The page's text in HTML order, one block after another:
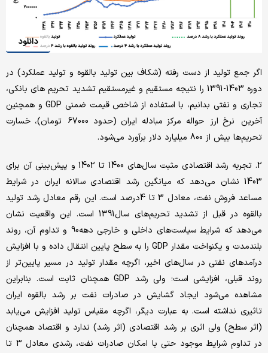
دانلود
اگر جمع تولید از دست رفته (شکاف بین تولید بالقوه و تولید عملکرد) در
دوره 1403-1391 را نتیجه مستقیم و غیرمستقیم تشدید تحریم های بانکی،
تجاری و نفتی بدانیم، با استفاده از شاخص قیمت ضمنی GDP و همچنین
آخرین نرخ ارز حواله مرکز مبادله ایران (حدود 67000 تومان)، خسارت
تحریم‌ها بیش از 800 میلیارد دلار برآورد می‌شود.
2. تجربه رشد اقتصادی مثبت سال‌های 1400 تا 1402 و پیش‌بینی آن برای
1403 نشان می‌دهد که میانگین رشد اقتصادی سالانه ایران در شرایط
مساعد فروش نفت، معادل 3 تا 4درصد است. این رقم معادل رشد تولید
بالقوه در قبل از تشدید تحریم‌های سال1391 است. این واقعیت نشان
می‌دهد که شرایط سیاست‌های داخلی و خارجی دهه‌90 و تداوم آن، روند
بلندمدت و یکنواخت مقدار GDP را به سطح پایین انتقال داده و با افزایش
درآمدهای نفتی در سال‌های اخیر، اگرچه مقدار تولید در مسیر پایین‌تر از
روند قبلی، افزایشی است؛ ولی رشد GDP همچنان ثابت است. بنابراین
مشاهده می‌شود ایجاد گشایش در صادرات نفت بر رشد بالقوه ایران
تاثیری نداشته است. به عبارت دیگر، اگرچه مقیاس تولید افزایش می‌یابد
(اثر سطح) ولی اثری بر رشد اقتصادی (اثر رشد) ندارد و اقتصاد همچنان
در تداوم شرایط موجود حتی با امکان صادرات نفت، رشدی معادل 3 تا